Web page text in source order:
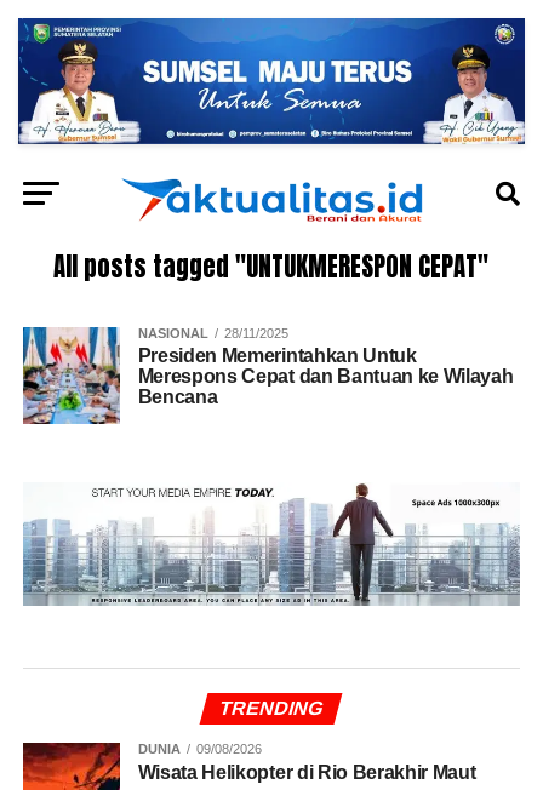
All posts tagged "UNTUKMERESPON CEPAT"
NASIONAL 28/11/2025
Presiden Memerintahkan Untuk
Merespons Cepat dan Bantuan ke Wilayah
Bencana
TRENDING
DUNIA 09/08/2026
Wisata Helikopter di Rio Berakhir Maut